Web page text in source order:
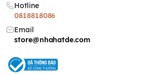
Hotline
0818818086
Email
store@nhahatde.com